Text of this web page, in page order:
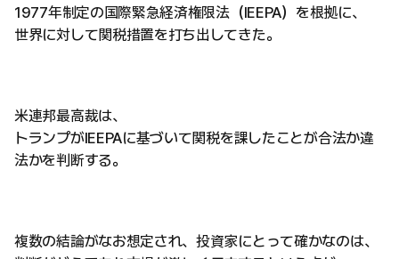
1977年制定の国際緊急経済権限法（IEEPA）を根拠に、
世界に対して関税措置を打ち出してきた。
米連邦最高裁は、
トランプがIEEPAに基づいて関税を課したことが合法か違
法かを判断する。
複数の結論がなお想定され、投資家にとって確かなのは、